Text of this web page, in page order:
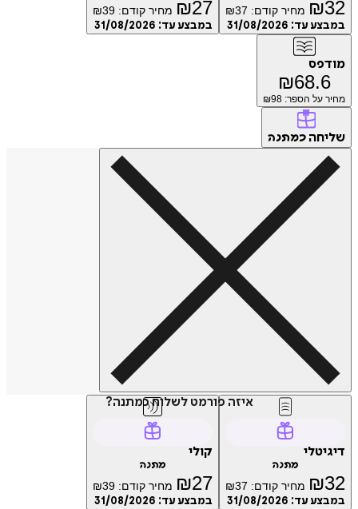
₪ מחיר קודם: ₪37
עד:31/08/2026
₪ 27 מחיר קודם: ₪39
במבצע עד:31/08/2026
₪
על הספר: ₪98
כמתנה
איזה פורמט לשלוח כמתנה?
₪ מחיר קודם: ₪37
עד:31/08/2026
₪ 27 מחיר קודם: ₪39
במבצע עד:31/08/2026